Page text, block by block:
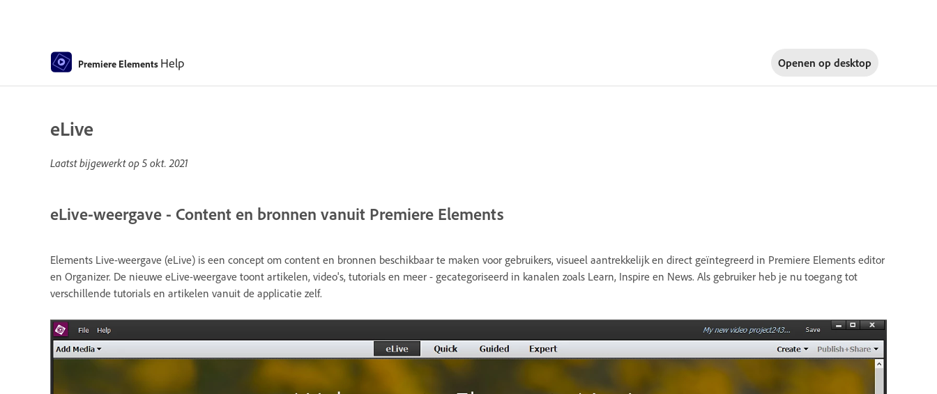
Premiere Elements Help Openen op desktop
eLive
Laatst bijgewerkt op 5 okt. 2021
eLive-weergave - Content en bronnen vanuit Premiere Elements
Elements Live-weergave (eLive) is een concept om content en bronnen beschikbaar te maken voor gebruikers, visueel aantrekkelijk en direct geïntegreerd in Premiere Elements editor
en Organizer. De nieuwe eLive-weergave toont artikelen, video's, tutorials en meer - gecategoriseerd in kanalen zoals Learn, Inspire en News. Als gebruiker heb je nu toegang tot
verschillende tutorials en artikelen vanuit de applicatie zelf.